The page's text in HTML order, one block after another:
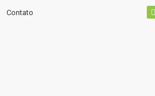
Contato